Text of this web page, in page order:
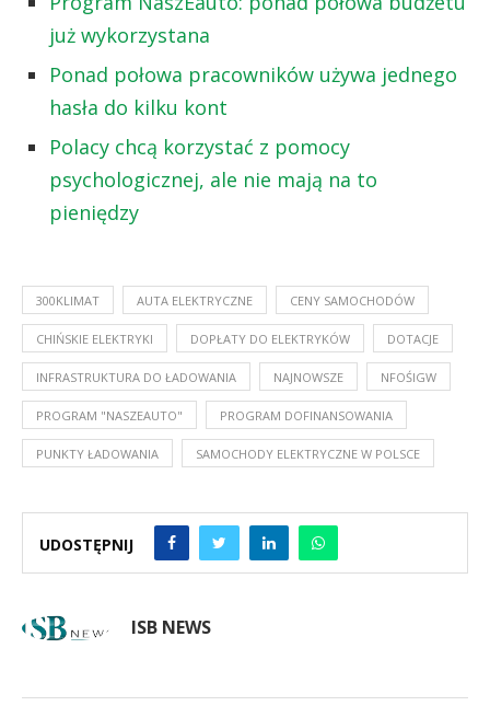
już wykorzystana
Ponad połowa pracowników używa jednego
hasła do kilku kont
Polacy chcą korzystać z pomocy
psychologicznej, ale nie mają na to
pieniędzy
300KLIMAT AUTA ELEKTRYCZNE CENY SAMOCHODÓW
CHIŃSKIE ELEKTRYKI DOPŁATY DO ELEKTRYKÓW DOTACJE
INFRASTRUKTURA DO ŁADOWANIA NAJNOWSZE NFOŚIGW
PROGRAM "NASZEAUTO" PROGRAM DOFINANSOWANIA
PUNKTY ŁADOWANIA SAMOCHODY ELEKTRYCZNE W POLSCE
UDOSTĘPNIJ
ISB NEWS